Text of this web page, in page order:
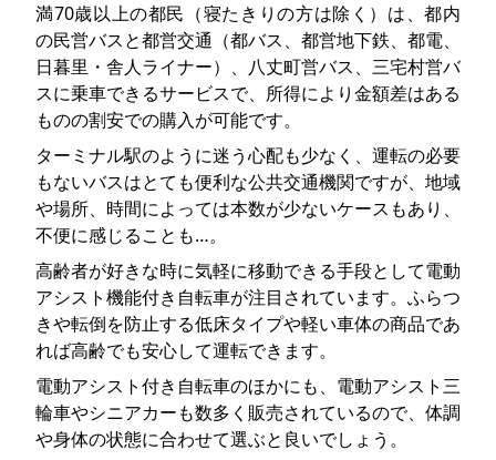
満70歳以上の都民（寝たきりの方は除く）は、都内
の民営バスと都営交通（都バス、都営地下鉄、都電、
日暮里・舎人ライナー）、八丈町営バス、三宅村営バ
スに乗車できるサービスで、所得により金額差はある
ものの割安での購入が可能です。
ターミナル駅のように迷う心配も少なく、運転の必要
もないバスはとても便利な公共交通機関ですが、地域
や場所、時間によっては本数が少ないケースもあり、
不便に感じることも…。
高齢者が好きな時に気軽に移動できる手段として電動
アシスト機能付き自転車が注目されています。ふらつ
きや転倒を防止する低床タイプや軽い車体の商品であ
れば高齢でも安心して運転できます。
電動アシスト付き自転車のほかにも、電動アシスト三
輪車やシニアカーも数多く販売されているので、体調
や身体の状態に合わせて選ぶと良いでしょう。